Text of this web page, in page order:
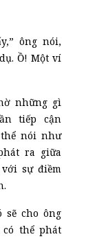
ông nói,
Ồ! Một ví
những gì
tiếp cận
nói như
ra giữa
sự điềm
sẽ cho ông
thể phát